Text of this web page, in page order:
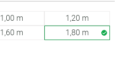
1,00 m
1,20 m
1,60 m
1,80 m